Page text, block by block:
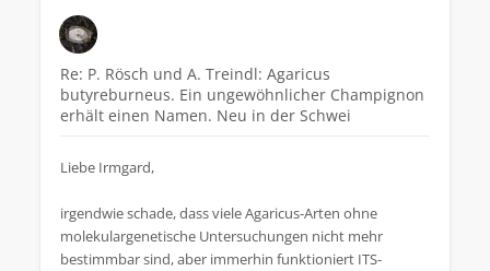
Re: P. Rösch und A. Treindl: Agaricus
butyreburneus. Ein ungewöhnlicher Champignon
erhält einen Namen. Neu in der Schwei
Liebe Irmgard,
irgendwie schade, dass viele Agaricus-Arten ohne
molekulargenetische Untersuchungen nicht mehr
bestimmbar sind, aber immerhin funktioniert ITS-